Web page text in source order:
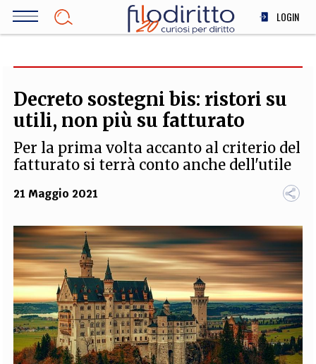
Salta
LOGIN
SOCIETÀ
MEDICINA
STORIA E FILOSOFIA
TEAM
FILODIRITTO REDAZIONE COMITATO SCIENTIFICO AUTORI CURATORI
FOTOGRAFI PARTNER COLLABORA CON NOI
EXTRA
CODICI RUBRICHE LIBRI PROCEEDINGS PUBBLICITÀ CONTATTI
Decreto sostegni bis: ristori su
utili, non più su fatturato
Per la prima volta accanto al criterio del
fatturato si terrà conto anche dell'utile
21 Maggio 2021